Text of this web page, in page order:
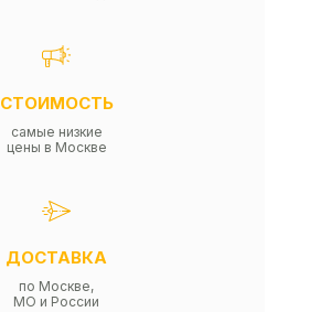
СТОИМОСТЬ
самые низкие
цены в Москве
ДОСТАВКА
по Москве,
МО и России